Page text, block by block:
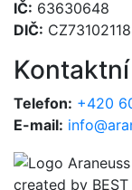
IČ: 63630648
DIČ:
Telefon: +420
E-mail:
created by BEST